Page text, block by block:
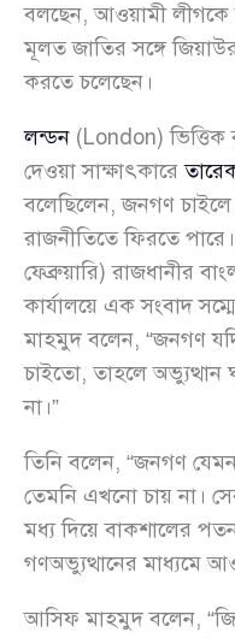
বলছেন, আওয়ামী লীগকে
মূলত জাতির সঙ্গে
করতে চলেছেন।
লন্ডন (London) ভিত্তিক
দেওয়া সাক্ষাৎকারে
বলেছিলেন, জনগণ চাইলে
রাজনীতিতে ফিরতে
ফেব্রুয়ারি) রাজধানীর
কার্যালয়ে এক সংবাদ
মাহমুদ বলেন, “জনগণ
চাইতো, তাহলে অভ্যুত্থান
না।”
তিনি বলেন, “জনগণ
তেমনি এখনো চায় না।
মধ্য দিয়ে বাকশালের
গণঅভ্যুত্থানের মাধ্যমে
আসিফ মাহমুদ বলেন,